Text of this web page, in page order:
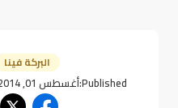
البركة فينا
Published:أغسطس 01, 2014